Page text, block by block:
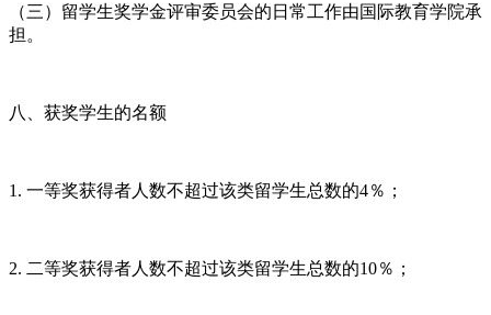
（三）留学生奖学金评审委员会的日常工作由国际教育学院承
担。
八、获奖学生的名额
1. 一等奖获得者人数不超过该类留学生总数的4％；
2. 二等奖获得者人数不超过该类留学生总数的10％；